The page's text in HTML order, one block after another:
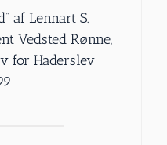
af Lennart S.
Vedsted Rønne,
for Haderslev